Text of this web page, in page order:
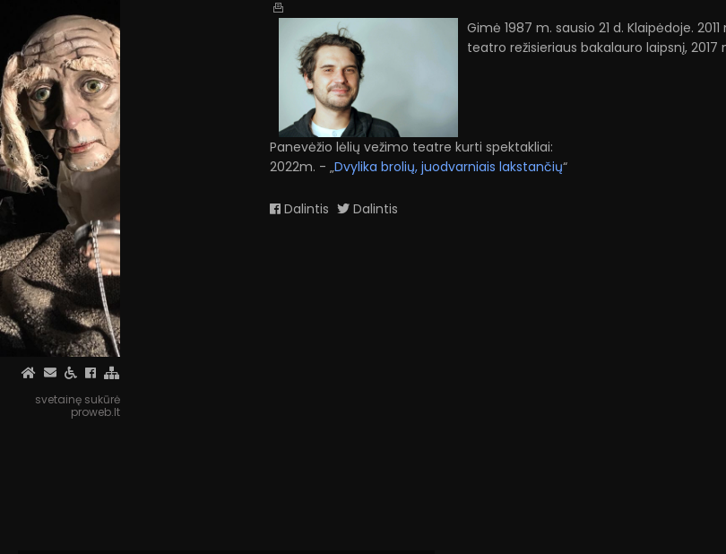
svetainę sukūrė
proweb.lt
Gimė 1987 m. sausio 21 d. Klaipėdoje.
teatro režisieriaus bakalauro laipsnį,
Panevėžio lėlių vežimo teatre kurti spektakliai:
2022m. - „Dvylika brolių, juodvarniais lakstančių“
Dalintis Dalintis